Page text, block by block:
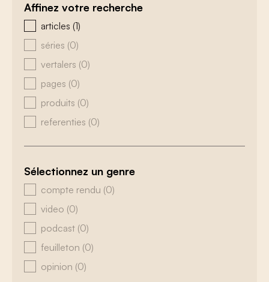
Affinez votre recherche
zoeken - type
articles (1)
séries (0)
vertalers (0)
pages (0)
produits (0)
referenties (0)
Sélectionnez un genre
zoeken - genre
compte rendu (0)
video (0)
podcast (0)
feuilleton (0)
opinion (0)